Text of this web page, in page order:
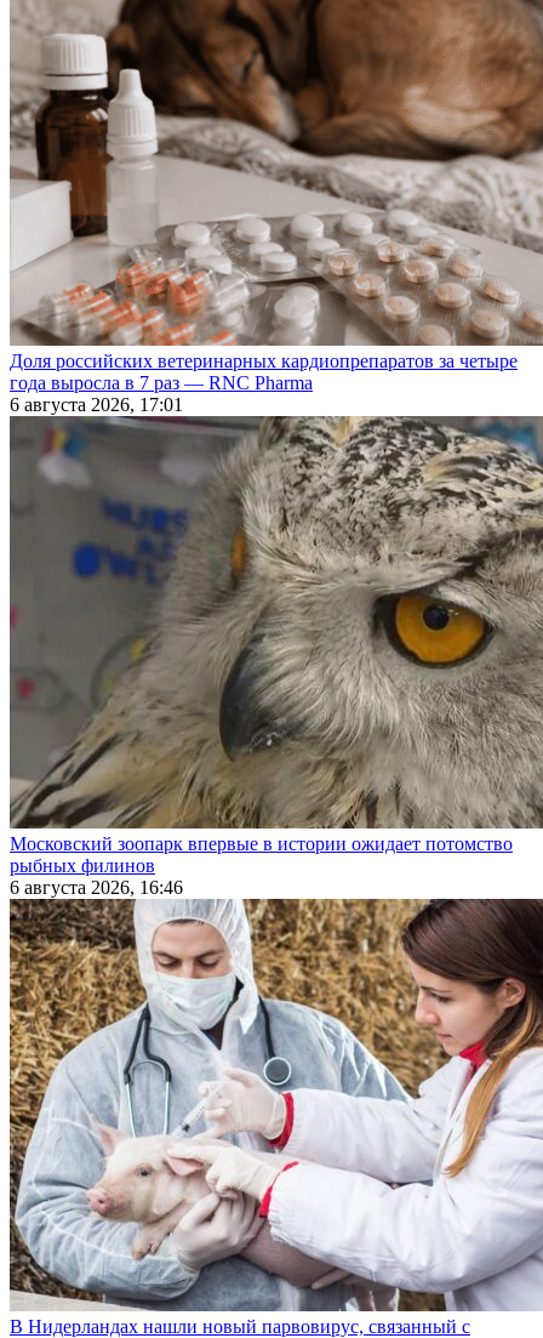
Доля российских ветеринарных кардиопрепаратов за четыре
года выросла в 7 раз — RNC Pharma
6 августа 2026, 17:01
Московский зоопарк впервые в истории ожидает потомство
рыбных филинов
6 августа 2026, 16:46
В Нидерландах нашли новый парвовирус, связанный с